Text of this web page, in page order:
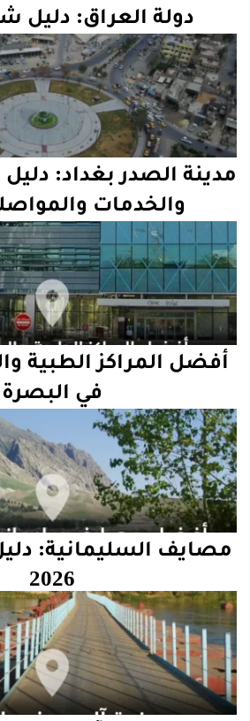
دولة العراق: دليل
مدينة الصدر بغداد:
والخدمات والمواصلات
أفضل المراكز الطبية
في البصرة
مصايف السليمانية:
2026